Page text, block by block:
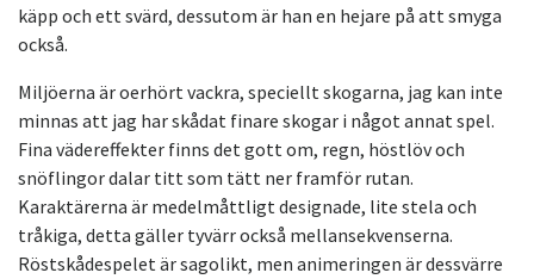
käpp och ett svärd, dessutom är han en hejare på att smyga
också.
Miljöerna är oerhört vackra, speciellt skogarna, jag kan inte
minnas att jag har skådat finare skogar i något annat spel.
Fina vädereffekter finns det gott om, regn, höstlöv och
snöflingor dalar titt som tätt ner framför rutan.
Karaktärerna är medelmåttligt designade, lite stela och
tråkiga, detta gäller tyvärr också mellansekvenserna.
Röstskådespelet är sagolikt, men animeringen är dessvärre